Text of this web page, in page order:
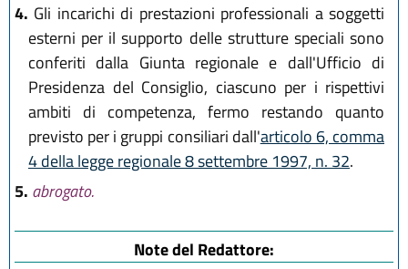
4. Gli incarichi di prestazioni professionali a soggetti
esterni per il supporto delle strutture speciali sono
conferiti dalla Giunta regionale e dall'Ufficio di
Presidenza del Consiglio, ciascuno per i rispettivi
ambiti di competenza, fermo restando quanto
previsto per i gruppi consiliari dall'articolo 6, comma
4 della legge regionale 8 settembre 1997, n. 32.
5. abrogato.
Note del Redattore: